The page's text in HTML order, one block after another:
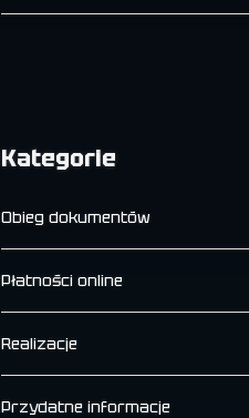
Kategorie
Obieg dokumentów
Płatności online
Realizacje
Przydatne informacje